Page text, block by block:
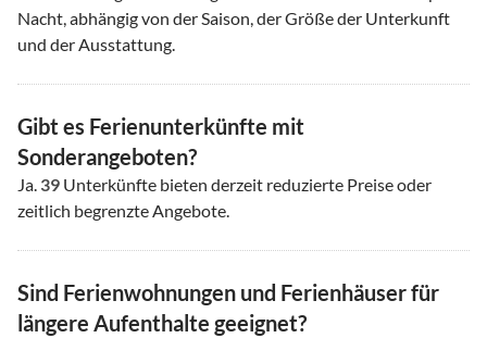
Nacht, abhängig von der Saison, der Größe der Unterkunft
und der Ausstattung.
Gibt es Ferienunterkünfte mit
Sonderangeboten?
Ja. 39 Unterkünfte bieten derzeit reduzierte Preise oder
zeitlich begrenzte Angebote.
Sind Ferienwohnungen und Ferienhäuser für
längere Aufenthalte geeignet?